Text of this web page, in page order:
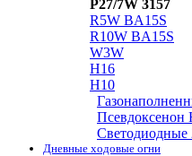
P27/7W 3157
R5W BA15S
R10W BA15S
W3W
H16
H10
Псевдоксенон
Cветодиодные
Дневные ходовые огни